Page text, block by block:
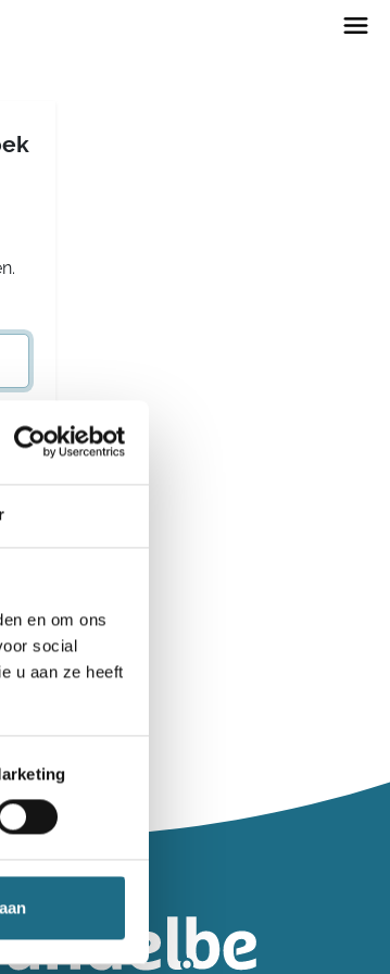
en om ons
social
u aan ze heeft